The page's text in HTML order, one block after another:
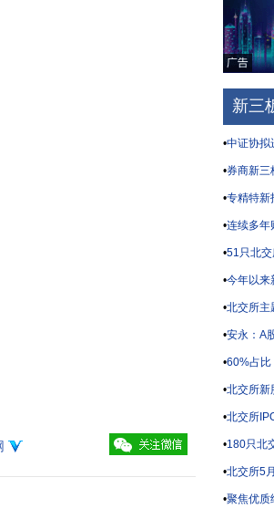
新三
•中证协拟进
•券商新三板
•专精特新
•连续多年
•51只北
•今年以来
•北交所主
•安永：A股
•60%占比
•北交所新
•北交所
•180只北
•北交所5
•聚焦优质细